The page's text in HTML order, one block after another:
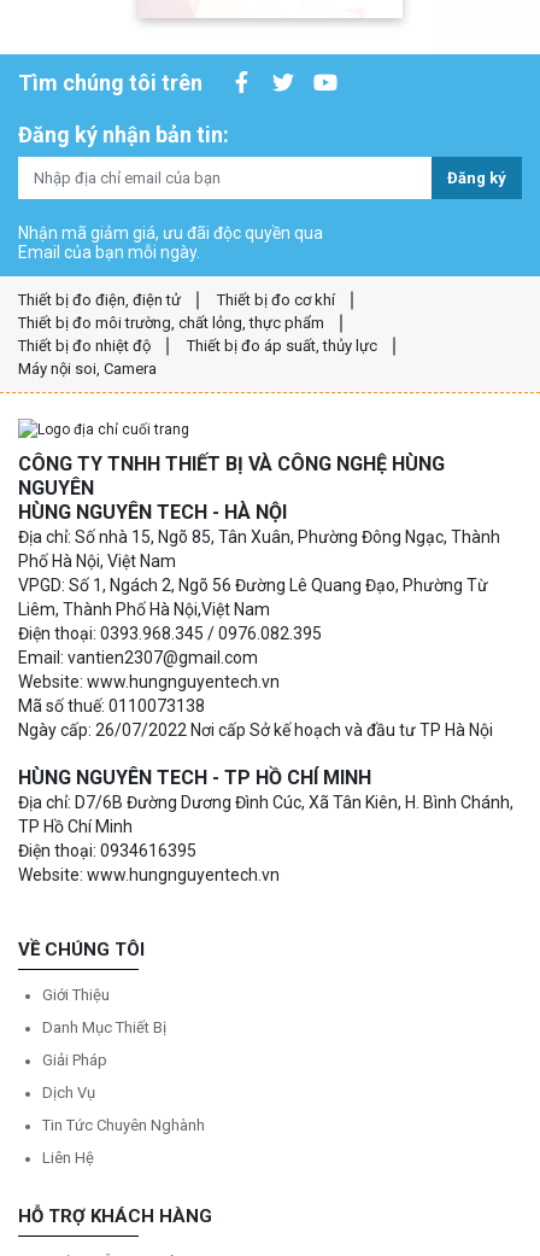
Tìm chúng tôi trên
Đăng ký nhận bản tin:
Đăng ký
Nhận mã giảm giá, ưu đãi độc quyền qua
Email của bạn mỗi ngày.
Thiết bị đo điện, điện tử
Thiết bị đo cơ khí
Thiết bị đo môi trường, chất lỏng, thực phẩm
Thiết bị đo nhiệt độ
Thiết bị đo áp suất, thủy lực
Máy nội soi, Camera
CÔNG TY TNHH THIẾT BỊ VÀ CÔNG NGHỆ HÙNG
NGUYÊN
HÙNG NGUYÊN TECH - HÀ NỘI
Địa chỉ: Số nhà 15, Ngõ 85, Tân Xuân, Phường Đông Ngạc, Thành
Phố Hà Nội, Việt Nam
VPGD: Số 1, Ngách 2, Ngõ 56 Đường Lê Quang Đạo, Phường Từ
Liêm, Thành Phố Hà Nội,Việt Nam
Điện thoại: 0393.968.345 / 0976.082.395
Email: vantien2307@gmail.com
Website: www.hungnguyentech.vn
Mã số thuế: 0110073138
Ngày cấp: 26/07/2022 Nơi cấp Sở kế hoạch và đầu tư TP Hà Nội
HÙNG NGUYÊN TECH - TP HỒ CHÍ MINH
Địa chỉ: D7/6B Đường Dương Đình Cúc, Xã Tân Kiên, H. Bình Chánh,
TP Hồ Chí Minh
Điện thoại: 0934616395
Website: www.hungnguyentech.vn
VỀ CHÚNG TÔI
Giới Thiệu
Danh Mục Thiết Bị
Giải Pháp
Dịch Vụ
Tin Tức Chuyên Nghành
Liên Hệ
HỖ TRỢ KHÁCH HÀNG